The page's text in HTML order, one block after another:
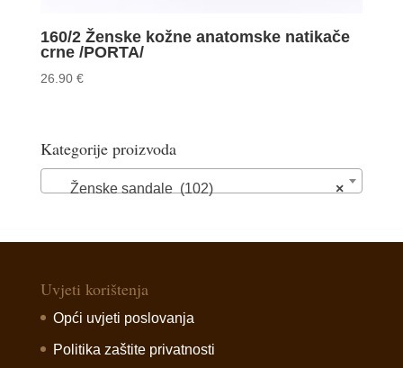
160/2 Ženske kožne anatomske natikače
crne /PORTA/
26.90 €
Kategorije proizvoda
×
Ženske sandale (102)
Uvjeti korištenja
Opći uvjeti poslovanja
Politika zaštite privatnosti